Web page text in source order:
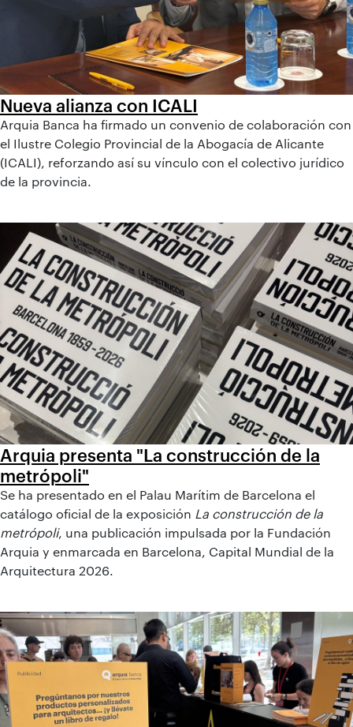
Nueva alianza con ICALI
Arquia Banca ha firmado un convenio de colaboración con
el Ilustre Colegio Provincial de la Abogacía de Alicante
(ICALI), reforzando así su vínculo con el colectivo jurídico
de la provincia.
Arquia presenta "La construcción de la
metrópoli"
Se ha presentado en el Palau Marítim de Barcelona el
catálogo oficial de la exposición La construcción de la
metrópoli, una publicación impulsada por la Fundación
Arquia y enmarcada en Barcelona, Capital Mundial de la
Arquitectura 2026.